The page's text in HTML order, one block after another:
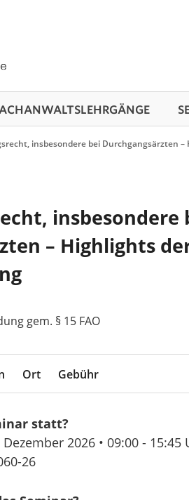
insbesondere bei Durchgangsärzten –
insbesondere
– Highlights
gem. § 15 FAO
Ort Gebühr
statt?
2026 • 09:00 - 15:45
26